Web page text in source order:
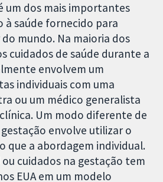
um dos mais importantes
à saúde fornecido para
mundo. Na maioria dos
cuidados de saúde durante a
envolvem um
individuais com uma
ou um médico generalista
Um modo diferente de
envolve utilizar o
que a abordagem individual.
cuidados na gestação tem
EUA em um modelo